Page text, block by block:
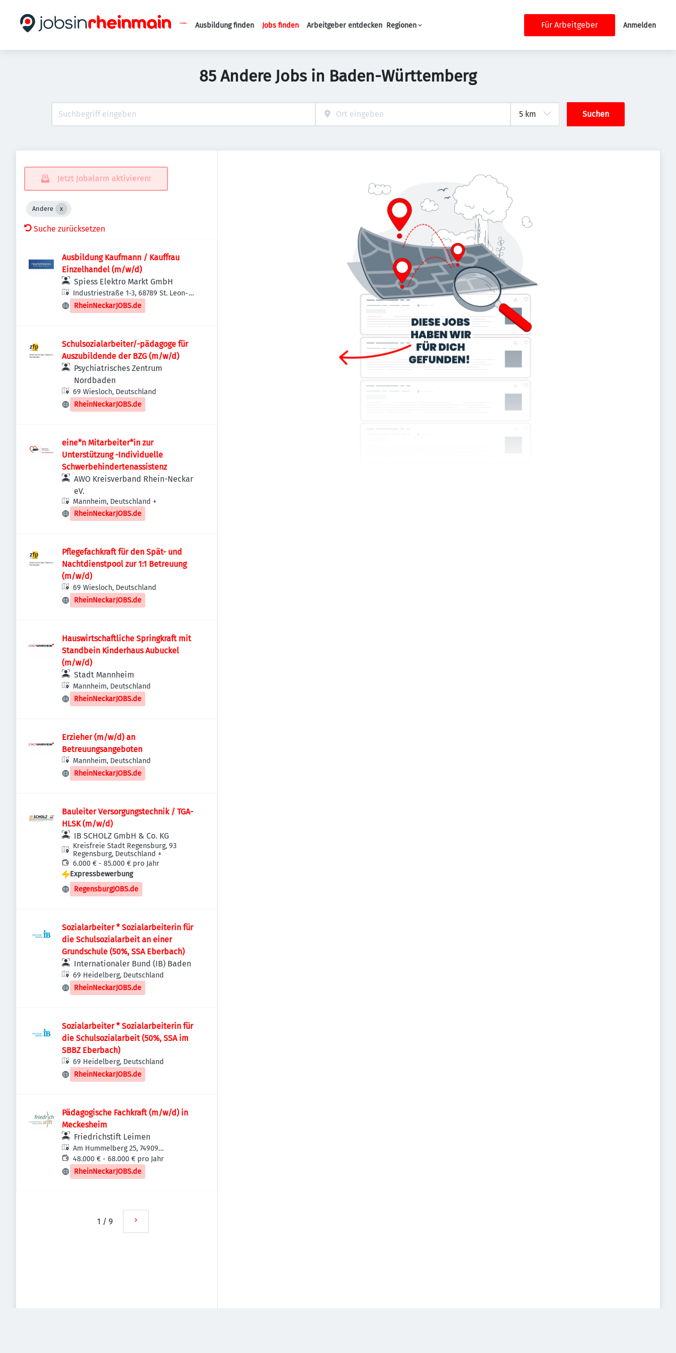
Haupt-Navigation
Ausbildung finden Jobs finden Arbeitgeber entdecken Regionen Für Arbeitgeber Anmelden
85 Andere Jobs in Baden-Württemberg
Suchen
Jetzt Jobalarm aktivieren!
Andere
Suche zurücksetzen
Ausbildung Kaufmann / Kauffrau
Einzelhandel (m/w/d)
Spiess Elektro Markt GmbH
Industriestraße 1-3, 68789 St. Leon-
Rot, Deutschland
RheinNeckarJOBS.de
Schulsozialarbeiter/-pädagoge für
Auszubildende der BZG (m/w/d)
Psychiatrisches Zentrum
Nordbaden
69 Wiesloch, Deutschland
RheinNeckarJOBS.de
eine*n Mitarbeiter*in zur
Unterstützung -Individuelle
Schwerbehindertenassistenz
AWO Kreisverband Rhein-Neckar
eV.
Mannheim, Deutschland +
RheinNeckarJOBS.de
Pflegefachkraft für den Spät- und
Nachtdienstpool zur 1:1 Betreuung
(m/w/d)
69 Wiesloch, Deutschland
RheinNeckarJOBS.de
Hauswirtschaftliche Springkraft mit
Standbein Kinderhaus Aubuckel
(m/w/d)
Stadt Mannheim
Mannheim, Deutschland
RheinNeckarJOBS.de
Erzieher (m/w/d) an
Betreuungsangeboten
Mannheim, Deutschland
RheinNeckarJOBS.de
Bauleiter Versorgungstechnik / TGA-
HLSK (m/w/d)
IB SCHOLZ GmbH & Co. KG
Kreisfreie Stadt Regensburg, 93
Regensburg, Deutschland +
6.000 € - 85.000 € pro Jahr
Expressbewerbung
RegensburgJOBS.de
Sozialarbeiter * Sozialarbeiterin für
die Schulsozialarbeit an einer
Grundschule (50%, SSA Eberbach)
Internationaler Bund (IB) Baden
69 Heidelberg, Deutschland
RheinNeckarJOBS.de
Sozialarbeiter * Sozialarbeiterin für
die Schulsozialarbeit (50%, SSA im
SBBZ Eberbach)
69 Heidelberg, Deutschland
RheinNeckarJOBS.de
Pädagogische Fachkraft (m/w/d) in
Meckesheim
Friedrichstift Leimen
Am Hummelberg 25, 74909
Meckesheim, Deutschland
48.000 € - 68.000 € pro Jahr
RheinNeckarJOBS.de
1 / 9